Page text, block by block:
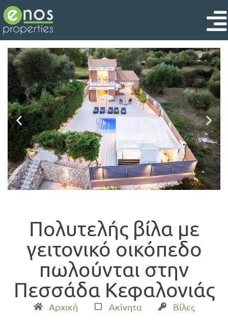
Πολυτελής βίλα με
γειτονικό οικόπεδο
πωλούνται στην
Πεσσάδα Κεφαλονιάς
Αρχική Ακίνητα Βίλες